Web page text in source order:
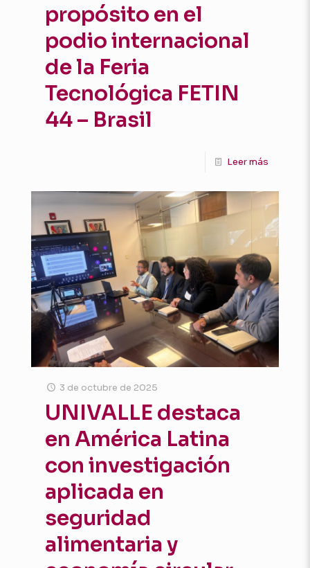
propósito en el
podio internacional
de la Feria
Tecnológica FETIN
44 – Brasil
Leer más
3 de octubre de 2025
UNIVALLE destaca
en América Latina
con investigación
aplicada en
seguridad
alimentaria y